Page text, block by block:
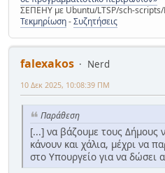
ΣΕΠΕΗΥ με Ubuntu/LTSP/sch-
Τεκμηρίωση-Συζητήσεις
falexakos
Nerd
10 Δεκ 2025, 10:08:39 ΠΜ
Παράθεση
[...] να βάζουμε τους Δήμους
κάνουν και χάλια, μέχρι να
στο Υπουργείο για να δώσει